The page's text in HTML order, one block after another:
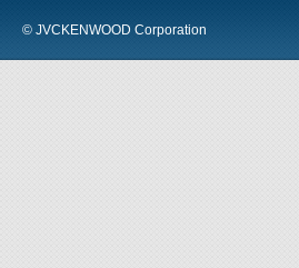
© JVCKENWOOD Corporation